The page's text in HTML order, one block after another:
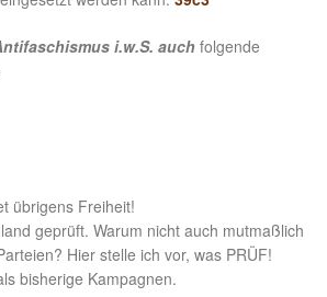
i.w.S. auch folgende
übrigens Freiheit!
geprüft. Warum nicht auch mutmaßlich
Hier stelle ich vor, was PRÜF!
bisherige Kampagnen.